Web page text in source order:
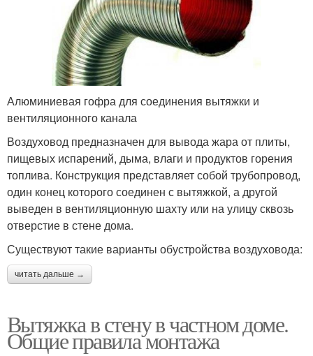
Алюминиевая гофра для соединения вытяжки и
вентиляционного канала
Воздуховод предназначен для вывода жара от плиты,
пищевых испарений, дыма, влаги и продуктов горения
топлива. Конструкция представляет собой трубопровод,
один конец которого соединен с вытяжкой, а другой
выведен в вентиляционную шахту или на улицу сквозь
отверстие в стене дома.
Существуют такие варианты обустройства воздуховода:
читать дальше →
Вытяжка в стену в частном доме.
Общие правила монтажа